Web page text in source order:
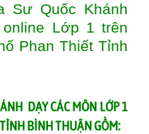
Sư Quốc Khánh
Lớp 1 trên
Phan Thiết Tỉnh
DẠY CÁC MÔN LỚP 1
BÌNH THUẬN GỒM: